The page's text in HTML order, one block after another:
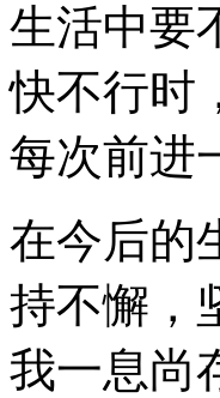
生活中要
快不行时
每次前进
在今后的
持不懈，
我一息尚